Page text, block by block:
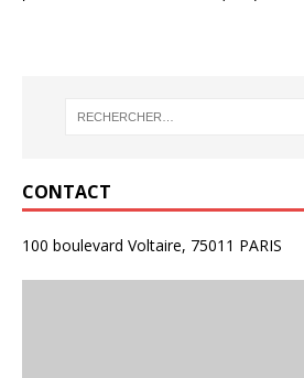
CONTACT
100 boulevard Voltaire, 75011 PARIS